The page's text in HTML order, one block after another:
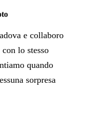
e collaboro
lo stesso
quando
sorpresa